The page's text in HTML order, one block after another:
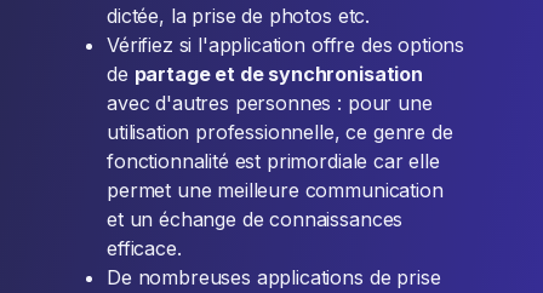
dictée, la prise de photos etc.
Vérifiez si l'application offre des options
de partage et de synchronisation
avec d'autres personnes : pour une
utilisation professionnelle, ce genre de
fonctionnalité est primordiale car elle
permet une meilleure communication
et un échange de connaissances
efficace.
De nombreuses applications de prise